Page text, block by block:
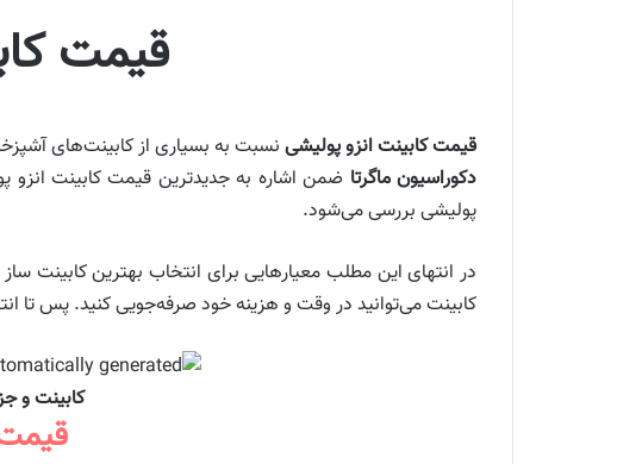
قیمت
قیمت کابینت انزو پولیشی نسبت به بسیاری از کابینت‌های
دکوراسیون ماگرتا ضمن اشاره به جدیدترین قیمت کابینت انزو
پولیشی بررسی می‌شود.
در انتهای این مطلب معیارهایی برای انتخاب بهترین
کابینت می‌توانید در وقت و هزینه خود صرفه‌جویی کنید. پس تا
کابینت و
قیمت